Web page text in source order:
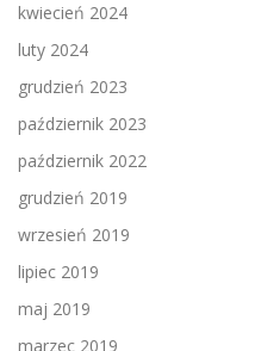
kwiecień 2024
luty 2024
grudzień 2023
październik 2023
październik 2022
grudzień 2019
wrzesień 2019
lipiec 2019
maj 2019
marzec 2019